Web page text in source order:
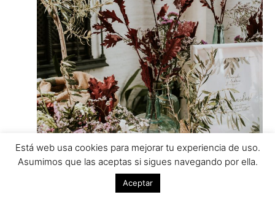
Está web usa cookies para mejorar tu experiencia de uso.
Asumimos que las aceptas si sigues navegando por ella.
Aceptar